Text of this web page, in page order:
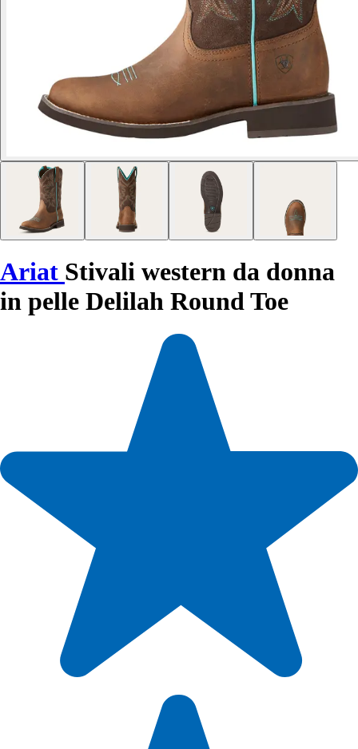
Ariat Stivali western da donna
in pelle Delilah Round Toe